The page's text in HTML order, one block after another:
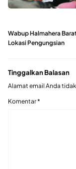
Wabup Halmahera
Lokasi Pengungsian
Tinggalkan Balasan
Alamat email Anda
Komentar*